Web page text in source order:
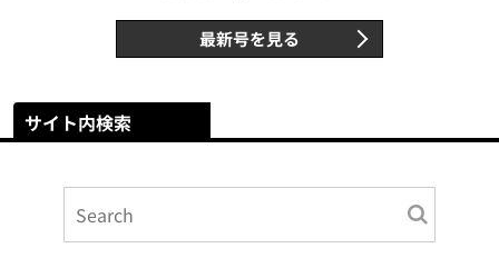
最新号を見る
サイト内検索